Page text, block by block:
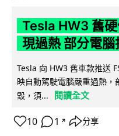
Tesla HW3 舊
現過熱 部分電
Tesla 向 HW3 舊車款推送
映自動駕駛電腦嚴重過熱
毀，須...
閱讀全文
10 1 ↗ 分享